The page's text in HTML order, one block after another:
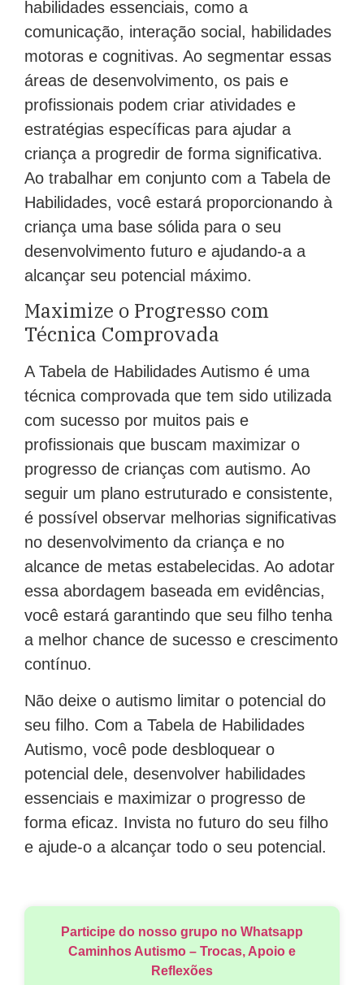
habilidades essenciais, como a
comunicação, interação social, habilidades
motoras e cognitivas. Ao segmentar essas
áreas de desenvolvimento, os pais e
profissionais podem criar atividades e
estratégias específicas para ajudar a
criança a progredir de forma significativa.
Ao trabalhar em conjunto com a Tabela de
Habilidades, você estará proporcionando à
criança uma base sólida para o seu
desenvolvimento futuro e ajudando-a a
alcançar seu potencial máximo.
Maximize o Progresso com
Técnica Comprovada
A Tabela de Habilidades Autismo é uma
técnica comprovada que tem sido utilizada
com sucesso por muitos pais e
profissionais que buscam maximizar o
progresso de crianças com autismo. Ao
seguir um plano estruturado e consistente,
é possível observar melhorias significativas
no desenvolvimento da criança e no
alcance de metas estabelecidas. Ao adotar
essa abordagem baseada em evidências,
você estará garantindo que seu filho tenha
a melhor chance de sucesso e crescimento
contínuo.
Não deixe o autismo limitar o potencial do
seu filho. Com a Tabela de Habilidades
Autismo, você pode desbloquear o
potencial dele, desenvolver habilidades
essenciais e maximizar o progresso de
forma eficaz. Invista no futuro do seu filho
e ajude-o a alcançar todo o seu potencial.
Participe do nosso grupo no Whatsapp
Caminhos Autismo – Trocas, Apoio e
Reflexões